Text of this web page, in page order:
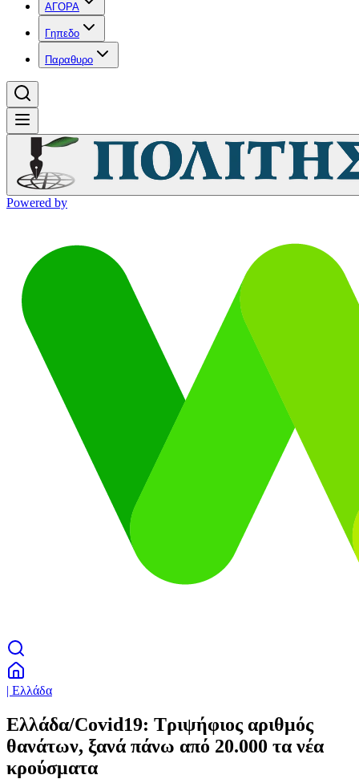
ΑΓΟΡΑ
Γηπεδο
Παραθυρο
Powered by
| Ελλάδα
Ελλάδα/Covid19: Τριψήφιος αριθμός
θανάτων, ξανά πάνω από 20.000 τα νέα
κρούσματα